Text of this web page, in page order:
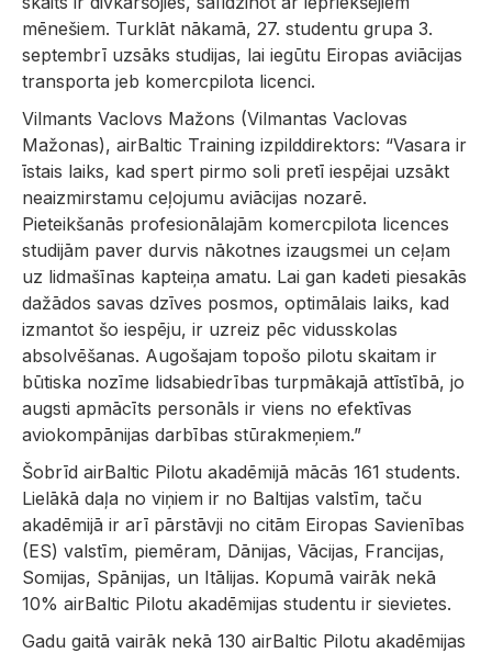
mēnešiem. Turklāt nākamā, 27. studentu grupa 3.
septembrī uzsāks studijas, lai iegūtu Eiropas aviācijas
transporta jeb komercpilota licenci.
Vilmants Vaclovs Mažons (Vilmantas Vaclovas
Mažonas), airBaltic Training izpilddirektors: “Vasara ir
īstais laiks, kad spert pirmo soli pretī iespējai uzsākt
neaizmirstamu ceļojumu aviācijas nozarē.
Pieteikšanās profesionālajām komercpilota licences
studijām paver durvis nākotnes izaugsmei un ceļam
uz lidmašīnas kapteiņa amatu. Lai gan kadeti piesakās
dažādos savas dzīves posmos, optimālais laiks, kad
izmantot šo iespēju, ir uzreiz pēc vidusskolas
absolvēšanas. Augošajam topošo pilotu skaitam ir
būtiska nozīme lidsabiedrības turpmākajā attīstībā, jo
augsti apmācīts personāls ir viens no efektīvas
aviokompānijas darbības stūrakmeņiem.”
Šobrīd airBaltic Pilotu akadēmijā mācās 161 students.
Lielākā daļa no viņiem ir no Baltijas valstīm, taču
akadēmijā ir arī pārstāvji no citām Eiropas Savienības
(ES) valstīm, piemēram, Dānijas, Vācijas, Francijas,
Somijas, Spānijas, un Itālijas. Kopumā vairāk nekā
10% airBaltic Pilotu akadēmijas studentu ir sievietes.
Gadu gaitā vairāk nekā 130 airBaltic Pilotu akadēmijas